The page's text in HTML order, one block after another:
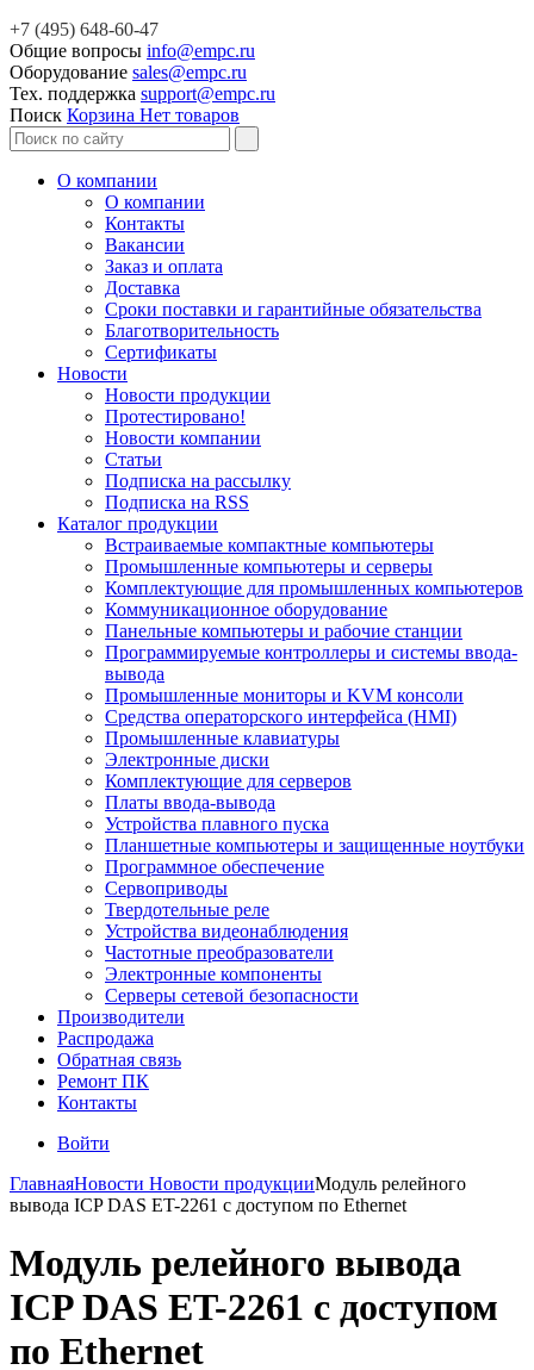
+7 (495) 648-60-47
Общие вопросы info@empc.ru
Оборудование sales@empc.ru
Тех. поддержка support@empc.ru
Поиск Корзина Нет товаров
О компании
О компании
Контакты
Вакансии
Заказ и оплата
Доставка
Сроки поставки и гарантийные обязательства
Благотворительность
Сертификаты
Новости
Новости продукции
Протестировано!
Новости компании
Статьи
Подписка на рассылку
Подписка на RSS
Каталог продукции
Встраиваемые компактные компьютеры
Промышленные компьютеры и серверы
Комплектующие для промышленных компьютеров
Коммуникационное оборудование
Панельные компьютеры и рабочие станции
Программируемые контроллеры и системы ввода-
вывода
Промышленные мониторы и KVM консоли
Средства операторского интерфейса (HMI)
Промышленные клавиатуры
Электронные диски
Комплектующие для серверов
Платы ввода-вывода
Устройства плавного пуска
Планшетные компьютеры и защищенные ноутбуки
Программное обеспечение
Сервоприводы
Твердотельные реле
Устройства видеонаблюдения
Частотные преобразователи
Электронные компоненты
Серверы сетевой безопасности
Производители
Распродажа
Обратная связь
Ремонт ПК
Контакты
Войти
ГлавнаяНовости Новости продукцииМодуль релейного
вывода ICP DAS ET-2261 с доступом по Ethernet
Модуль релейного вывода
ICP DAS ET-2261 с доступом
по Ethernet